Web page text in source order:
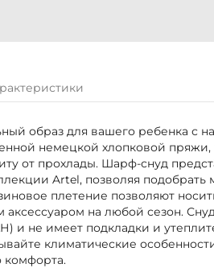
образ для вашего ребенка
немецкой хлопковой
от прохлады. Шарф-снуд
Artel, позволяя
плетение позволяют
аксессуаром на любой сезон.
и не имеет подкладки и
климатические
комфорта.